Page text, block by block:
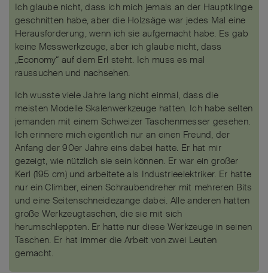
Ich glaube nicht, dass ich mich jemals an der Hauptklinge
geschnitten habe, aber die Holzsäge war jedes Mal eine
Herausforderung, wenn ich sie aufgemacht habe. Es gab
keine Messwerkzeuge, aber ich glaube nicht, dass
„Economy“ auf dem Erl steht. Ich muss es mal
raussuchen und nachsehen.
Ich wusste viele Jahre lang nicht einmal, dass die
meisten Modelle Skalenwerkzeuge hatten. Ich habe selten
jemanden mit einem Schweizer Taschenmesser gesehen.
Ich erinnere mich eigentlich nur an einen Freund, der
Anfang der 90er Jahre eins dabei hatte. Er hat mir
gezeigt, wie nützlich sie sein können. Er war ein großer
Kerl (195 cm) und arbeitete als Industrieelektriker. Er hatte
nur ein Climber, einen Schraubendreher mit mehreren Bits
und eine Seitenschneidezange dabei. Alle anderen hatten
große Werkzeugtaschen, die sie mit sich
herumschleppten. Er hatte nur diese Werkzeuge in seinen
Taschen. Er hat immer die Arbeit von zwei Leuten
gemacht.